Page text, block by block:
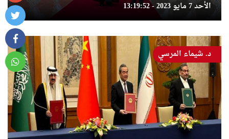
الأحد 7 مايو 2023 - 13:19:52
د. شيماء المرسي